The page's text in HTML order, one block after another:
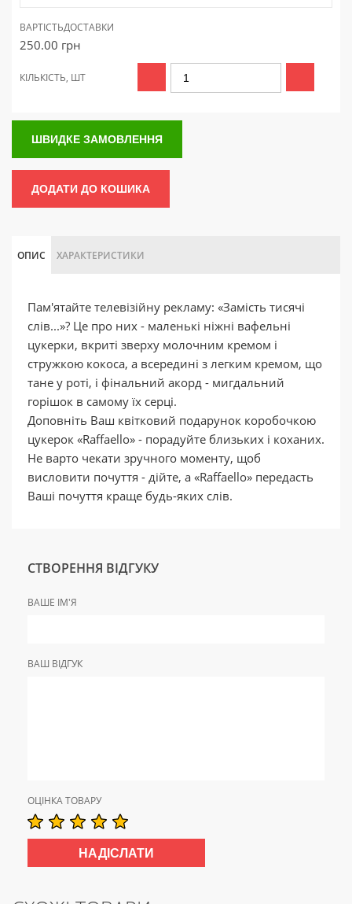
ВАРТІСТЬДОСТАВКИ
250.00 грн
КІЛЬКІСТЬ, ШТ
ШВИДКЕ ЗАМОВЛЕННЯ
ДОДАТИ ДО КОШИКА
ОПИС ХАРАКТЕРИСТИКИ
Пам'ятайте телевізійну рекламу: «Замість тисячі
слів...»? Це про них - маленькі ніжні вафельні
цукерки, вкриті зверху молочним кремом і
стружкою кокоса, а всередині з легким кремом, що
тане у роті, і фінальний акорд - мигдальний
горішок в самому їх серці.
Доповніть Ваш квітковий подарунок коробочкою
цукерок «Raffaello» - порадуйте близьких і коханих.
Не варто чекати зручного моменту, щоб
висловити почуття - дійте, а «Raffaello» передасть
Ваші почуття краще будь-яких слів.
СТВОРЕННЯ ВІДГУКУ
ВАШЕ ІМ'Я
ВАШ ВІДГУК
ОЦІНКА ТОВАРУ